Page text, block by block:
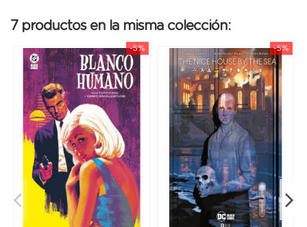
7 productos en la misma colección:
-5% -5%